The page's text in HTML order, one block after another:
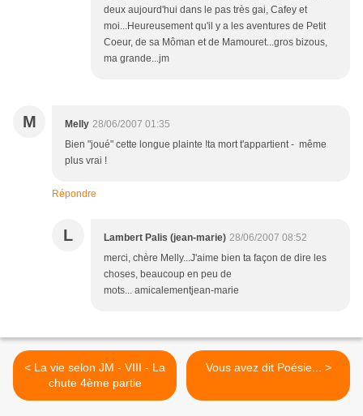
deux aujourd'hui dans le pas très gai, Cafey et
moi...Heureusement qu'il y a les aventures de Petit
Coeur, de sa Môman et de Mamouret...gros bizous,
ma grande...jm
M Melly 28/06/2007 01:35
Bien "joué" cette longue plainte !ta mort t'appartient - même
plus vrai !
Répondre
L Lambert Palis (jean-marie) 28/06/2007 08:52
merci, chère Melly...J'aime bien ta façon de dire les
choses, beaucoup en peu de
mots... amicalementjean-marie
< La vie selon JM - VIII - La
chute 4ème partie
Vous avez dit Poésie... >